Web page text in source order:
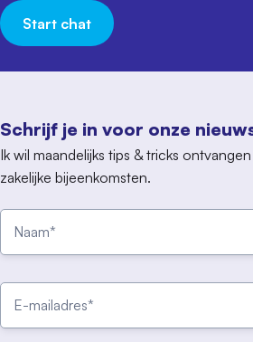
Schrijf je in voor onze
Ik wil maandelijks tips & tricks
zakelijke bijeenkomsten.
Start chat